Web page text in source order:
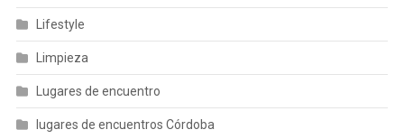
Lifestyle
Limpieza
Lugares de encuentro
lugares de encuentros Córdoba